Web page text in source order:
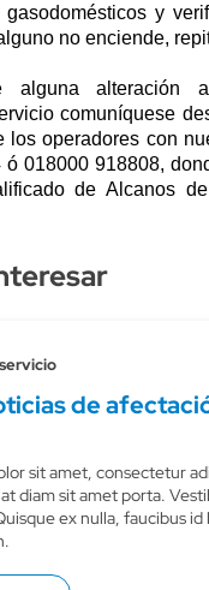
y
no enciende,
alguna alteración
comuníquese
los operadores con
ó 018000 918808,
de Alcanos
de
sit amet, consectetur
diam sit amet porta.
ex nulla, faucibus id